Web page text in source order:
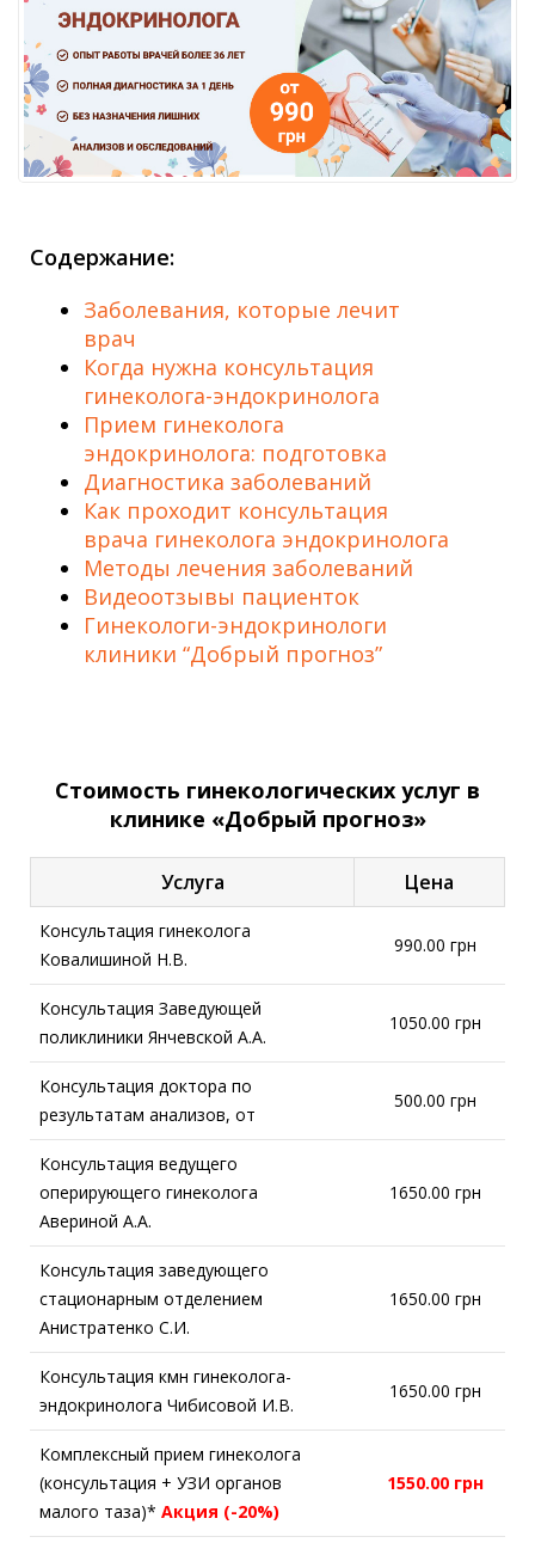
Содержание:
Заболевания, которые лечит
врач
Когда нужна консультация
гинеколога-эндокринолога
Прием гинеколога
эндокринолога: подготовка
Диагностика заболеваний
Как проходит консультация
врача гинеколога эндокринолога
Методы лечения заболеваний
Видеоотзывы пациенток
Гинекологи-эндокринологи
клиники “Добрый прогноз”
Стоимость гинекологических услуг в
клинике «Добрый прогноз»
Услуга Цена
Консультация гинеколога
Ковалишиной Н.В.
990.00 грн
Консультация Заведующей
поликлиники Янчевской А.А.
1050.00 грн
Консультация доктора по
результатам анализов, от
500.00 грн
Консультация ведущего
оперирующего гинеколога
Авериной А.А.
1650.00 грн
Консультация заведующего
стационарным отделением
Анистратенко С.И.
1650.00 грн
Консультация кмн гинеколога-
эндокринолога Чибисовой И.В.
1650.00 грн
Комплексный прием гинеколога
(консультация + УЗИ органов
малого таза)* Акция (-20%)
1550.00 грн